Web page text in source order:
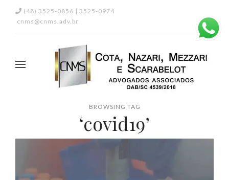
(48) 3525-0856 | 3525-0974
cnms@cnms.adv.br
BROWSING TAG
‘covid19’